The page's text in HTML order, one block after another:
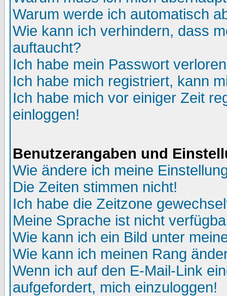
Warum werde ich automatisch
Wie kann ich verhindern, dass
auftaucht?
Ich habe mein Passwort
Ich habe mich registriert, kann
Ich habe mich vor einiger Zeit
einloggen!
Benutzerangaben und
Wie ändere ich meine
Die Zeiten stimmen nicht!
Ich habe die Zeitzone
Meine Sprache ist nicht
Wie kann ich ein Bild unter
Wie kann ich meinen Rang
Wenn ich auf den E-Mail-Link
aufgefordert, mich einzuloggen!